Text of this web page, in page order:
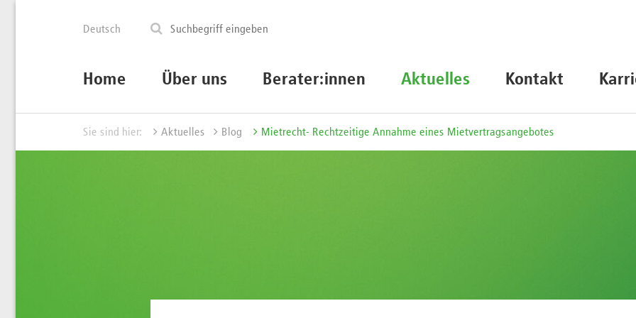
Deutsch
Home Über uns Berater:innen Aktuelles Kontakt
Sie sind hier: Aktuelles Blog Mietrecht- Rechtzeitige Annahme eines Mietvertragsangebotes